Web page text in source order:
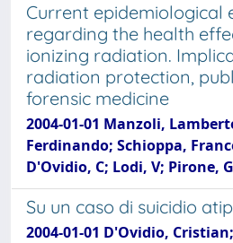
Current epidemiological
regarding the health
ionizing radiation.
radiation protection,
forensic medicine
2004-01-01 Manzoli,
Ferdinando; Schioppa,
D'Ovidio, C; Lodi, V; Pirone,
Su un caso di suicidio
2004-01-01 D'Ovidio,